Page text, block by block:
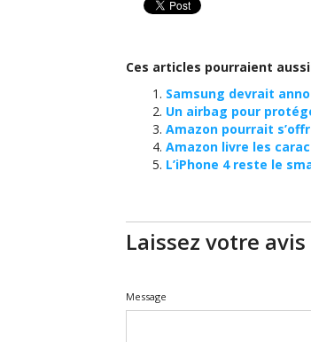
Ces articles pourraient
Samsung devrait
Un airbag pour
Amazon pourrait
Amazon livre les
L’iPhone 4 reste le
Laissez votre avis
Message